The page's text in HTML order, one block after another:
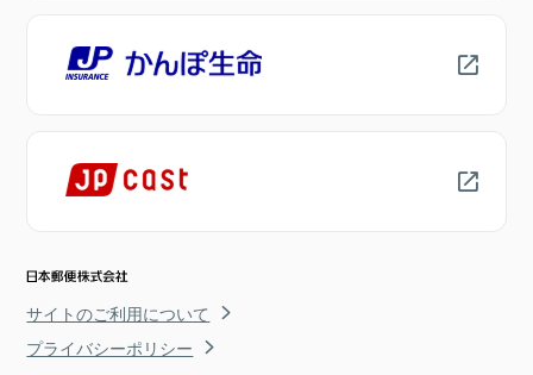
サイトのご利用について
プライバシーポリシー